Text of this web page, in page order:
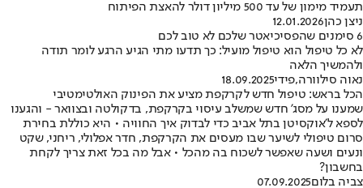
תעמיד מימון של עד 500 מיליון דולר להאצת הפיתוח
ניצן כהן12.01.2026
6 סימנים שהפסיכיאטר שלכם לא טוב לכם
לא כל טיפול הוא טיפול מועיל: כך תדעו מתי הגיע הרגע לומר תודה
ולהמשיך הלאה
נאוה סילוורה,פידי18.09.2025
הכל בראש: טיפול חדש לקרקפת מציע את הפינוק האולטימטיבי
שמענו על מסג' חדש שמשלב עיסוי בקרקפת, בדקולטה ובצוואר - והגענו
לספא ל'אוקסיטן בתל אביב כדי לבדוק איך החוויה • היא כוללת בחירת
סרום טיפולי לשיער שבו מעסים את הקרקפת, חדר אפלולי, ריחני, שקט
ונעים ושעה שאפשר לשכוח בה מהכל • אבל מה בכל זאת צריך לקחת
בחשבון?
צביה בלום07.09.2025